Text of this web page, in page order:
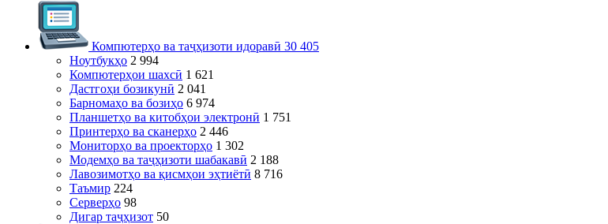
Компютерҳо ва таҷҳизоти идоравӣ 30 405
Ноутбукҳо 2 994
Компютерҳои шахсӣ 1 621
Дастгоҳи бозикунӣ 2 041
Барномаҳо ва бозиҳо 6 974
Планшетҳо ва китобҳои электронӣ 1 751
Принтерҳо ва сканерҳо 2 446
Мониторҳо ва проекторҳо 1 302
Модемҳо ва таҷҳизоти шабакавӣ 2 188
Лавозимотҳо ва қисмҳои эҳтиётӣ 8 716
Таъмир 224
Серверҳо 98
Дигар таҷҳизот 50